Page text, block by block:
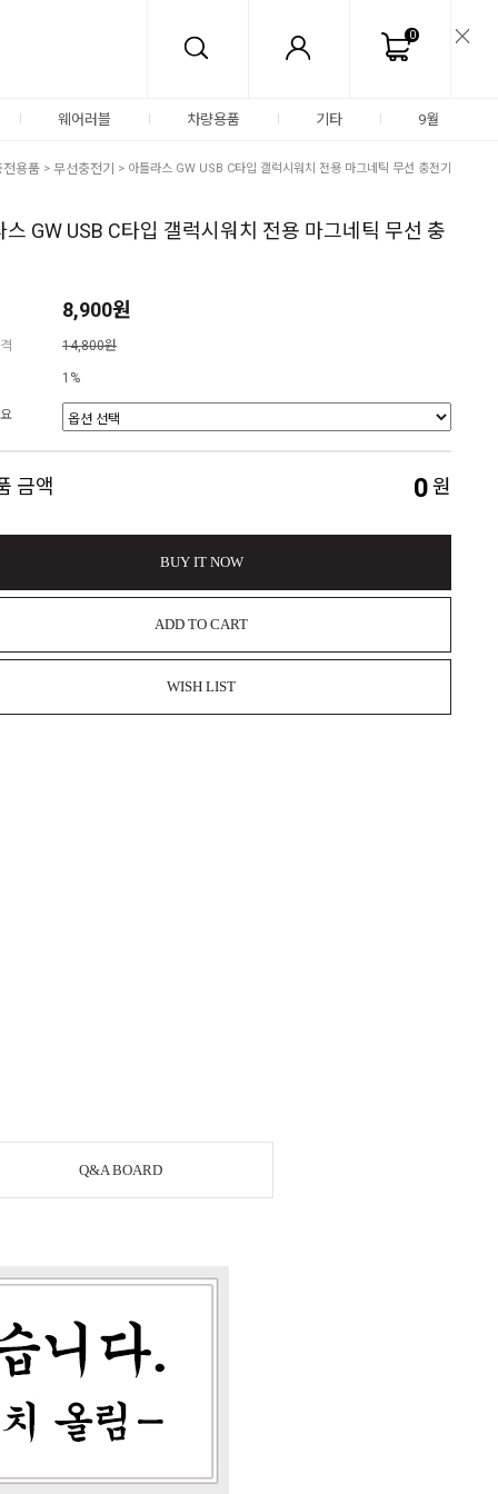
0
웨어러블 차량용품 기타 9월
전용품 > 무선충전기 > 아틀라스 GW USB C타입 갤럭시워치 전용 마그네틱 무선 충전기
스 GW USB C타입 갤럭시워치 전용 마그네틱 무선 충
8,900원
14,800원
1%
금액 0원
BUY IT NOW
ADD TO CART
WISH LIST
Q&A BOARD